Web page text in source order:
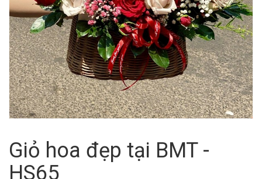
Giỏ hoa đẹp tại BMT -
HS65